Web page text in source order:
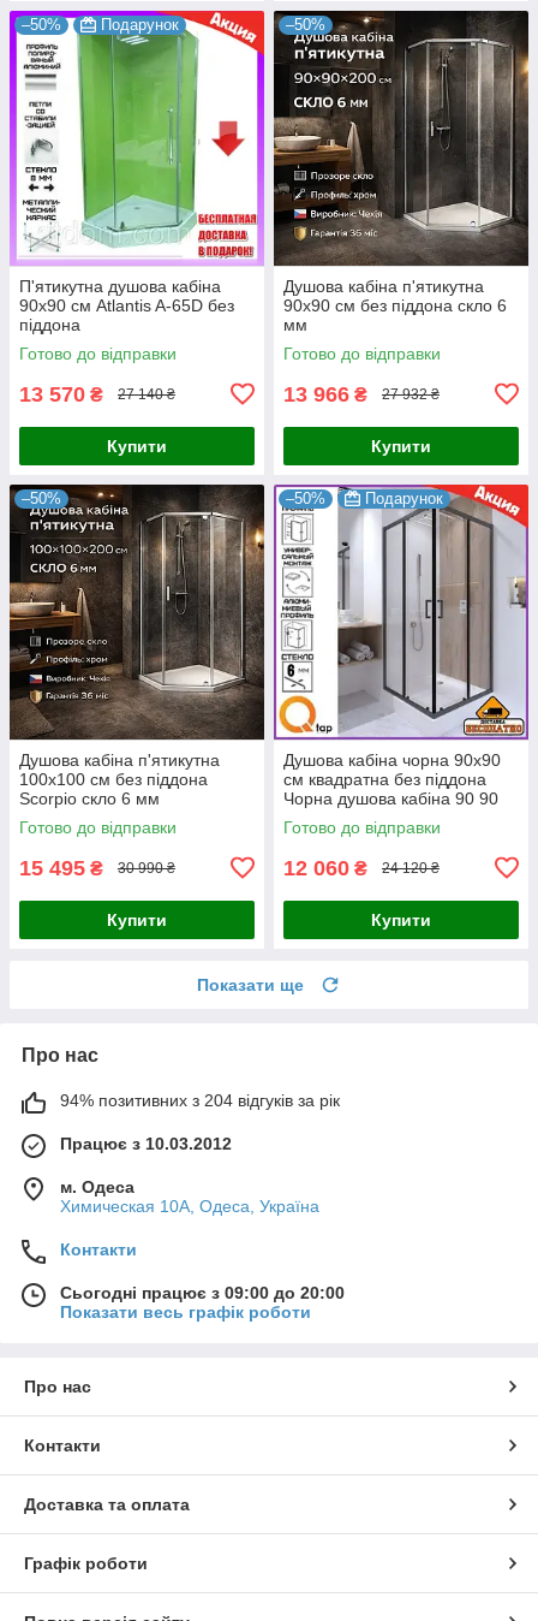
–50% Подарунок
П'ятикутна душова кабіна
90х90 см Atlantis A-65D без
піддона
Готово до відправки
13 570 ₴ 27 140 ₴
Купити
–50%
Душова кабіна п'ятикутна
90x90 см без піддона скло 6
мм
Готово до відправки
13 966 ₴ 27 932 ₴
Купити
–50%
Душова кабіна п'ятикутна
100x100 см без піддона
Scorpio скло 6 мм
Готово до відправки
15 495 ₴ 30 990 ₴
Купити
–50% Подарунок
Душова кабіна чорна 90x90
см квадратна без піддона
Чорна душова кабіна 90 90
Готово до відправки
12 060 ₴ 24 120 ₴
Купити
Показати ще
Про нас
94% позитивних з 204 відгуків за рік
Працює з 10.03.2012
м. Одеса
Химическая 10А, Одеса, Україна
Контакти
Сьогодні працює з 09:00 до 20:00
Показати весь графік роботи
Про нас
Контакти
Доставка та оплата
Графік роботи